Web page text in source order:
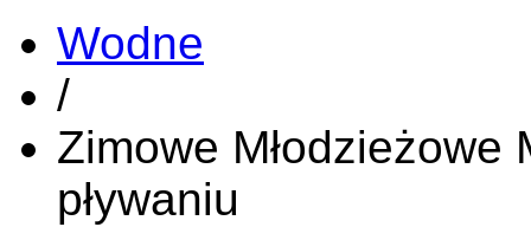
Wodne
/
Zimowe
pływaniu